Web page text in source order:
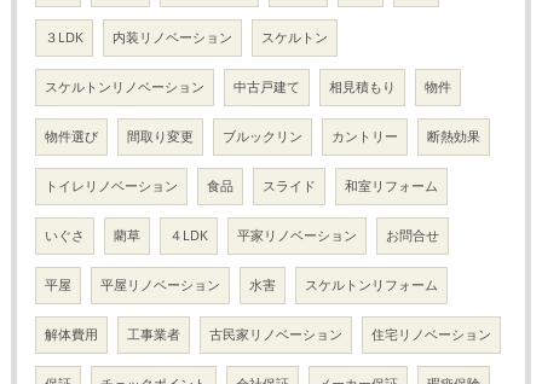
３LDK 内装リノベーション スケルトン
スケルトンリノベーション 中古戸建て 相見積もり 物件
物件選び 間取り変更 ブルックリン カントリー 断熱効果
トイレリノベーション 食品 スライド 和室リフォーム
いぐさ 藺草 ４LDK 平家リノベーション お問合せ
平屋 平屋リノベーション 水害 スケルトンリフォーム
解体費用 工事業者 古民家リノベーション 住宅リノベーション